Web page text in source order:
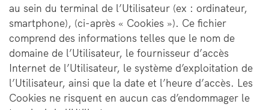
au sein du terminal de l’Utilisateur (ex : ordinateur,
smartphone), (ci-après « Cookies »). Ce fichier
comprend des informations telles que le nom de
domaine de l’Utilisateur, le fournisseur d’accès
Internet de l’Utilisateur, le système d’exploitation de
l’Utilisateur, ainsi que la date et l’heure d’accès. Les
Cookies ne risquent en aucun cas d’endommager le